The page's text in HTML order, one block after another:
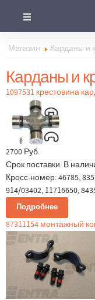
Магазин Карданы и
Карданы и
1097531 крестовина
2700 Руб.
Срок поставки: В
Кросс-номер: 46785,
914/03402, 11716650,
Подробнее
87311154 монтажный